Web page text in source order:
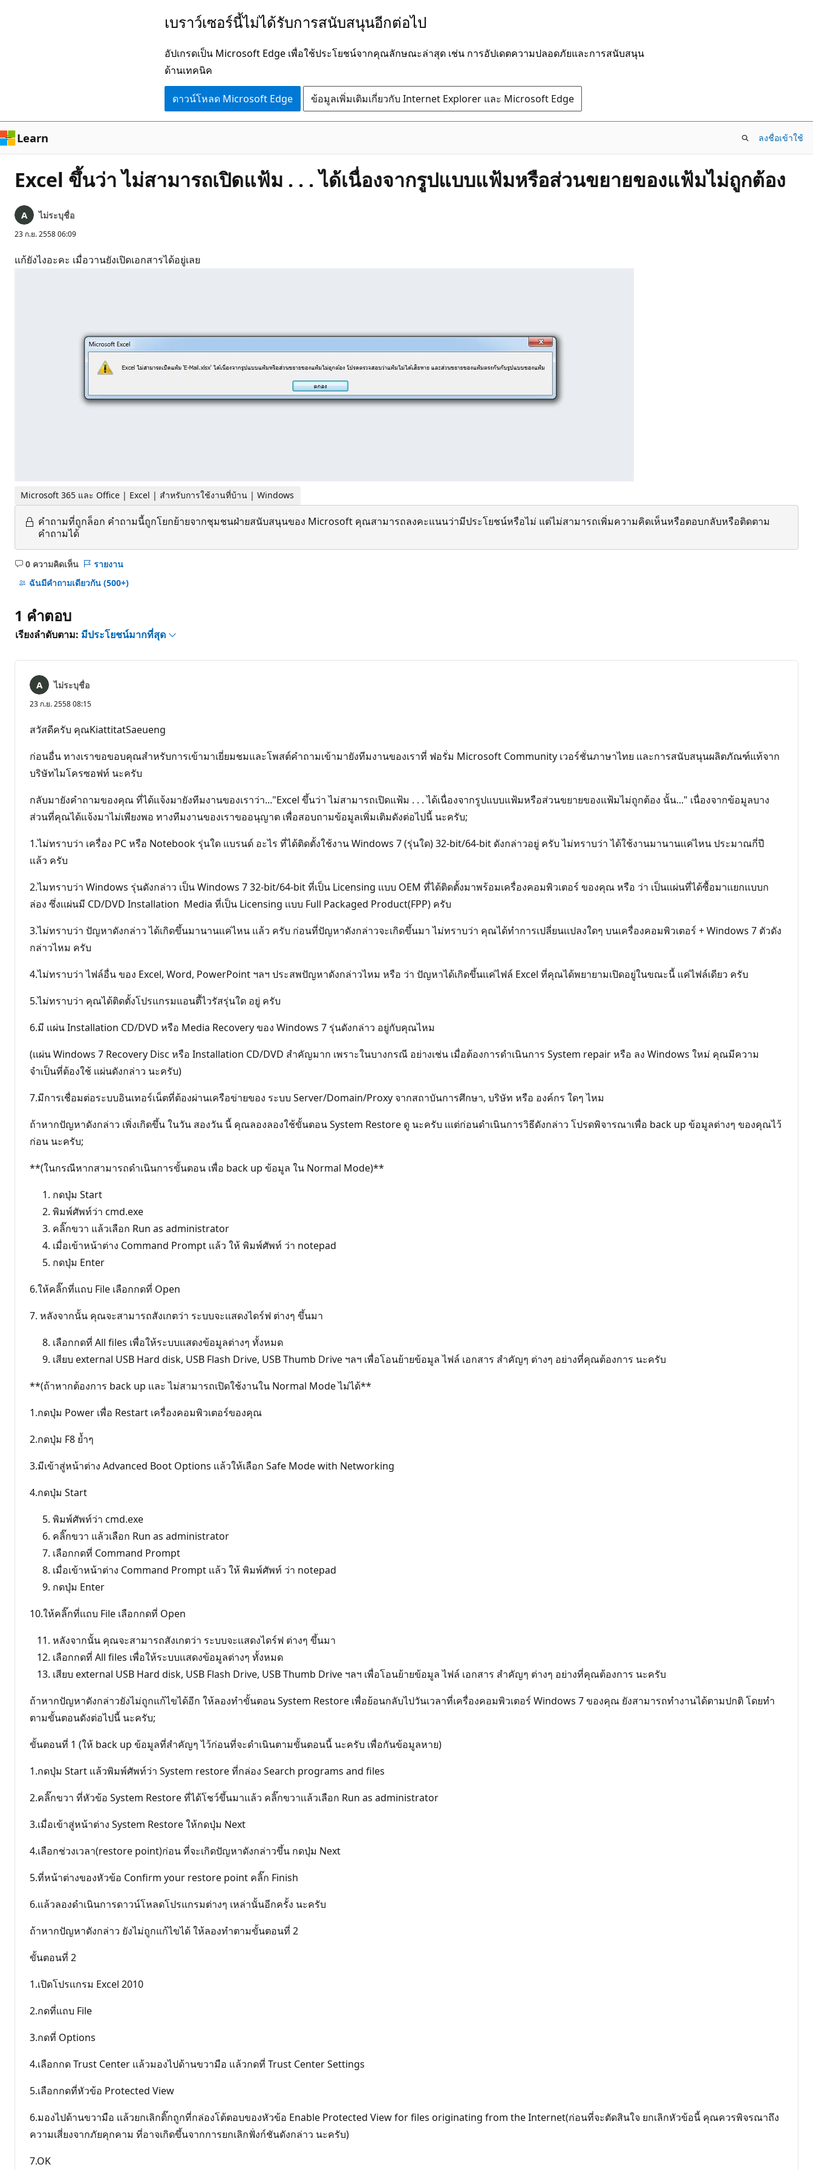
เบราว์เซอร์นี้ไม่ได้รับการสนับสนุนอีกต่อไป
อัปเกรดเป็น Microsoft Edge เพื่อใช้ประโยชน์จากคุณลักษณะล่าสุด เช่น การอัปเดตความปลอดภัยและการสนับสนุน
ด้านเทคนิค
ดาวน์โหลด Microsoft Edge ข้อมูลเพิ่มเติมเกี่ยวกับ Internet Explorer และ Microsoft Edge
Learn ลงชื่อเข้าใช้
Excel ขึ้นว่า ไม่สามารถเปิดแฟ้ม . . . ได้เนื่องจากรูปแบบแฟ้มหรือส่วนขยายของแฟ้มไม่ถูกต้อง
ไม่ระบุชื่อ
23 ก.ย. 2558 06:09
แก้ยังไงอะคะ เมื่อวานยังเปิดเอกสารได้อยู่เลย
Microsoft 365 และ Office | Excel | สำหรับการใช้งานที่บ้าน | Windows
คำถามที่ถูกล็อก คำถามนี้ถูกโยกย้ายจากชุมชนฝ่ายสนับสนุนของ Microsoft คุณสามารถลงคะแนนว่ามีประโยชน์หรือไม่ แต่ไม่สามารถเพิ่มความคิดเห็นหรือตอบกลับหรือติดตาม
คำถามได้
0 ความคิดเห็น
ไม่มี
ข้อคิด
รายงาน
ฉันมีคําถามเดียวกัน (500+)
1 คำตอบ
เรียงลำดับตาม: มีประโยชน์มากที่สุด
ไม่ระบุชื่อ
23 ก.ย. 2558 08:15
สวัสดีครับ คุณKiattitatSaeueng
ก่อนอื่น ทางเราขอขอบคุณสำหรับการเข้ามาเยี่ยมชมและโพสต์คำถามเข้ามายังทีมงานของเราที่ ฟอรั่ม Microsoft Community เวอร์ชั่นภาษาไทย เเละการสนับสนุนผลิตภัณฑ์แท้จาก
บริษัทไมโครซอฟท์ นะครับ
กลับมายังคำถามของคุณ ที่ได้เเจ้งมายังทีมงานของเราว่า..."Excel ขึ้นว่า ไม่สามารถเปิดแฟ้ม . . . ได้เนื่องจากรูปแบบแฟ้มหรือส่วนขยายของแฟ้มไม่ถูกต้อง นั้น..." เนื่องจากข้อมูลบาง
ส่วนที่คุณได้เเจ้งมาไม่เพียงพอ ทางทีมงานของเราขออนุญาต เพื่อสอบถามข้อมูลเพิ่มเติมดังต่อไปนี้ นะครับ;
1.ไม่ทราบว่า เครื่อง PC หรือ Notebook รุ่นใด เเบรนด์ อะไร ที่ได้ติดตั้งใช้งาน Windows 7 (รุ่นใด) 32-bit/64-bit ดังกล่าวอยู่ ครับ ไม่ทราบว่า ได้ใช้งานมานานเเค่ไหน ประมาณกี่ปี
เเล้ว ครับ
2.ไมทราบว่า Windows รุ่นดังกล่าว เป็น Windows 7 32-bit/64-bit ที่เป็น Licensing เเบบ OEM ที่ได้ติดตั้งมาพร้อมเครื่องคอมพิวเตอร์ ของคุณ หรือ ว่า เป็นเเผ่นที่ได้ซื้อมาเเยกเเบบก
ล่อง ซึ่งเเผ่นมี CD/DVD Installation Media ที่เป็น Licensing เเบบ Full Packaged Product(FPP) ครับ
3.ไม่ทราบว่า ปัญหาดังกล่าว ได้เกิดขึ้นมานานเเค่ไหน เเล้ว ครับ ก่อนที่ปัญหาดังกล่าวจะเกิดขึ้นมา ไม่ทราบว่า คุณได้ทำการเปลี่ยนเเปลงใดๆ บนเครื่องคอมพิวเตอร์ + Windows 7 ตัวดัง
กล่าวไหม ครับ
4.ไม่ทราบว่า ไฟล์อื่น ของ Excel, Word, PowerPoint ฯลฯ ประสพปัญหาดังกล่าวไหม หรือ ว่า ปัญหาได้เกิดขึ้นเเค่ไฟล์ Excel ที่คุณได้พยายามเปิดอยู่ในขณะนี้ เเค่ไฟล์เดียว ครับ
5.ไม่ทราบว่า คุณได้ติดตั้งโปรแกรมแอนตี้ไวรัสรุ่นใด อยู่ ครับ
6.มี เเผ่น Installation CD/DVD หรือ Media Recovery ของ Windows 7 รุ่นดังกล่าว อยู่กับคุณไหม
(เเผ่น Windows 7 Recovery Disc หรือ Installation CD/DVD สำคัญมาก เพราะในบางกรณี อย่างเช่น เมื่อต้องการดำเนินการ System repair หรือ ลง Windows ใหม่ คุณมีความ
จำเป็นที่ต้องใช้ เเผ่นดังกล่าว นะครับ)
7.มีการเชื่อมต่อระบบอินเทอร์เน็ตที่ต้องผ่านเครือข่ายของ ระบบ Server/Domain/Proxy จากสถาบันการศึกษา, บริษัท หรือ องค์กร ใดๆ ไหม
ถ้าหากปัญหาดังกล่าว เพิ่งเกิดขึ้น ในวัน สองวัน นี้ คุณลองลองใช้ขั้นตอน System Restore ดู นะครับ เเเต่ก่อนดำเนินการวิธีดังกล่าว โปรดพิจารณาเพื่อ back up ข้อมูลต่างๆ ของคุณไว้
ก่อน นะครับ;
**(ในกรณีหากสามารถดำเนินการขั้นตอน เพื่อ back up ข้อมูล ใน Normal Mode)**
กดปุ่ม Start
พิมพ์ศัพท์ว่า cmd.exe
คลิ๊กขวา แล้วเลือก Run as administrator
เมื่อเข้าหน้าต่าง Command Prompt เเล้ว ให้ พิมพ์ศัพท์ ว่า notepad
กดปุ่ม Enter
6.ให้คลิ๊กที่เเถบ File เลือกกดที่ Open
7. หลังจากนั้น คุณจะสามารถสังเกตว่า ระบบจะเเสดงไดร์ฟ ต่างๆ ขึ้นมา
เลือกกดที่ All files เพื่อให้ระบบเเสดงข้อมูลต่างๆ ทั้งหมด
เสียบ external USB Hard disk, USB Flash Drive, USB Thumb Drive ฯลฯ เพื่อโอนย้ายข้อมูล ไฟล์ เอกสาร สำคัญๆ ต่างๆ อย่างที่คุณต้องการ นะครับ
**(ถ้าหากต้องการ back up เเละ ไม่สามารถเปิดใช้งานใน Normal Mode ไม่ได้**
1.กดปุ่ม Power เพื่อ Restart เครื่องคอมพิวเตอร์ของคุณ
2.กดปุ่ม F8 ยํ้าๆ
3.มีเข้าสู่หน้าต่าง Advanced Boot Options เเล้วให้เลือก Safe Mode with Networking
4.กดปุ่ม Start
พิมพ์ศัพท์ว่า cmd.exe
คลิ๊กขวา แล้วเลือก Run as administrator
เลือกกดที่ Command Prompt
เมื่อเข้าหน้าต่าง Command Prompt เเล้ว ให้ พิมพ์ศัพท์ ว่า notepad
กดปุ่ม Enter
10.ให้คลิ๊กที่เเถบ File เลือกกดที่ Open
หลังจากนั้น คุณจะสามารถสังเกตว่า ระบบจะเเสดงไดร์ฟ ต่างๆ ขึ้นมา
เลือกกดที่ All files เพื่อให้ระบบเเสดงข้อมูลต่างๆ ทั้งหมด
เสียบ external USB Hard disk, USB Flash Drive, USB Thumb Drive ฯลฯ เพื่อโอนย้ายข้อมูล ไฟล์ เอกสาร สำคัญๆ ต่างๆ อย่างที่คุณต้องการ นะครับ
ถ้าหากปัญหาดังกล่าวยังไม่ถูกแก้ไขได้อีก ให้ลองทำขั้นตอน System Restore เพื่อย้อนกลับไปวันเวลาที่เครื่องคอมพิวเตอร์ Windows 7 ของคุณ ยังสามารถทำงานได้ตามปกติ โดยทำ
ตามขั้นตอนดังต่อไปนี้ นะครับ;
ขั้นตอนที่ 1 (ให้ back up ข้อมูลที่สำคัญๆ ไว้ก่อนที่จะดำเนินตามขั้นตอนนี้ นะครับ เพื่อกันข้อมูลหาย)
1.กดปุ่ม Start เเล้วพิมพ์ศัพท์ว่า System restore ที่กล่อง Search programs and files
2.คลิ๊กขวา ที่หัวข้อ System Restore ที่ได้โชว์ขึ้นมาเเล้ว คลิ๊กขวาเเล้วเลือก Run as administrator
3.เมื่อเข้าสู่หน้าต่าง System Restore ให้กดปุ่ม Next
4.เลือกช่วงเวลา(restore point)ก่อน ที่จะเกิดปัญหาดังกล่าวขึ้น กดปุ่ม Next
5.ที่หน้าต่างของหัวข้อ Confirm your restore point คลิ๊ก Finish
6.เเล้วลองดำเนินการดาวน์โหลดโปรแกรมต่างๆ เหล่านั้นอีกครั้ง นะครับ
ถ้าหากปัญหาดังกล่าว ยังไม่ถูกแก้ไขได้ ให้ลองทำตามขั้นตอนที่ 2
ขั้นตอนที่ 2
1.เปิดโปรเเกรม Excel 2010
2.กดที่เเถบ File
3.กดที่ Options
4.เลือกกด Trust Center เเล้วมองไปด้านขวามือ เเล้วกดที่ Trust Center Settings
5.เลือกกดที่หัวข้อ Protected View
6.มองไปด้านขวามือ เเล้วยกเลิกติ๊กถูกที่กล่องโต้ตอบของหัวข้อ Enable Protected View for files originating from the Internet(ก่อนที่จะตัดสินใจ ยกเลิกหัวข้อนี้ คุณควรพิจรณาถึง
ความเสี่ยงจากภัยคุกคาม ที่อาจเกิดขึ้นจากการยกเลิกฟั่งก์ชันดังกล่าว นะครับ)
7.OK